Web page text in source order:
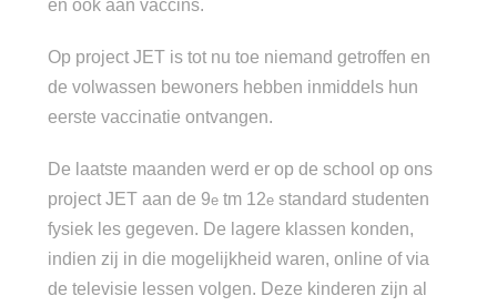
en ook aan vaccins.
Op project JET is tot nu toe niemand getroffen en
de volwassen bewoners hebben inmiddels hun
eerste vaccinatie ontvangen.
De laatste maanden werd er op de school op ons
project JET aan de 9e tm 12e standard studenten
fysiek les gegeven. De lagere klassen konden,
indien zij in die mogelijkheid waren, online of via
de televisie lessen volgen. Deze kinderen zijn al